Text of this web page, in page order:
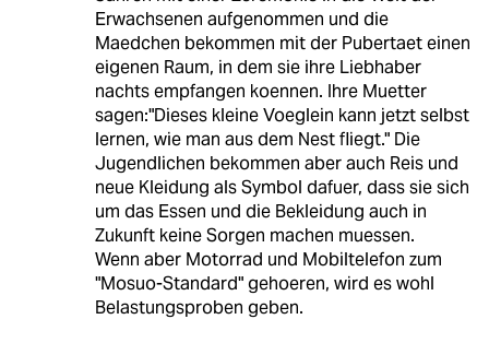
Erwachsenen aufgenommen und die
Maedchen bekommen mit der Pubertaet einen
eigenen Raum, in dem sie ihre Liebhaber
nachts empfangen koennen. Ihre Muetter
sagen:"Dieses kleine Voeglein kann jetzt selbst
lernen, wie man aus dem Nest fliegt." Die
Jugendlichen bekommen aber auch Reis und
neue Kleidung als Symbol dafuer, dass sie sich
um das Essen und die Bekleidung auch in
Zukunft keine Sorgen machen muessen.
Wenn aber Motorrad und Mobiltelefon zum
"Mosuo-Standard" gehoeren, wird es wohl
Belastungsproben geben.